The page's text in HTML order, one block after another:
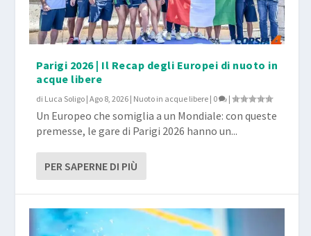
Parigi 2026 | Il Recap degli Europei di nuoto in
acque libere
di Luca Soligo |Ago 8, 2026 | Nuoto in acque libere | 0 |
Un Europeo che somiglia a un Mondiale: con queste
premesse, le gare di Parigi 2026 hanno un...
PER SAPERNE DI PIÙ